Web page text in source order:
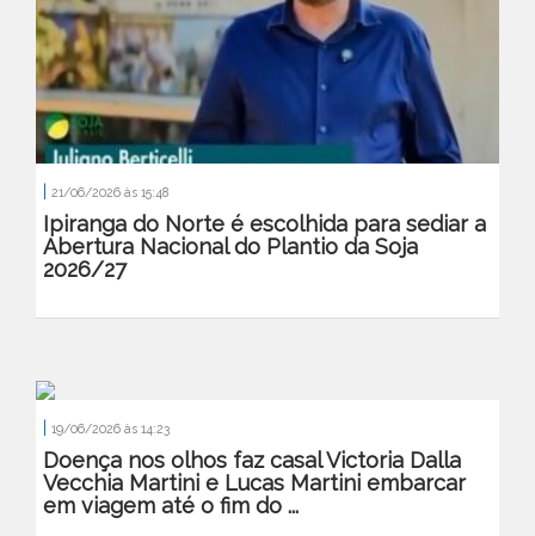
| 21/06/2026 às 15:48
Ipiranga do Norte é escolhida para sediar a
Abertura Nacional do Plantio da Soja
2026/27
| 19/06/2026 às 14:23
Doença nos olhos faz casal Victoria Dalla
Vecchia Martini e Lucas Martini embarcar
em viagem até o fim do ...